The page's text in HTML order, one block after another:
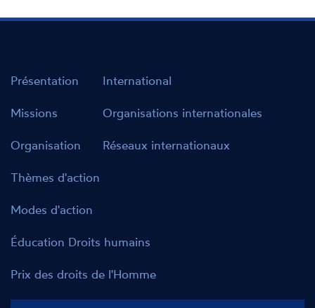
Présentation
Missions
Organisation
Thèmes d'action
Modes d'action
International
Organisations internationales
Réseaux internationaux
Éducation Droits humains
Prix des droits de l'Homme